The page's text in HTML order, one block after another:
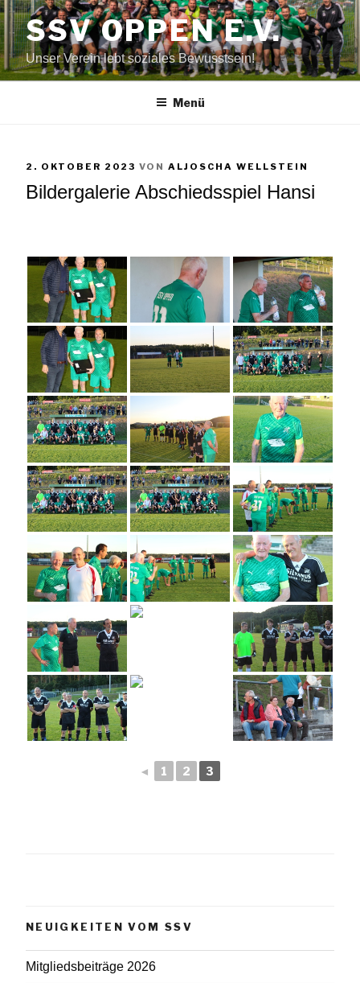
Zum
Inhalt
springenSSV OPPEN E.V.
Unser Verein lebt soziales Bewusstsein!
Menü
VERÖFFENTLICHT
AM
2. OKTOBER 2023 VON ALJOSCHA WELLSTEIN
Bildergalerie Abschiedsspiel Hansi
◄ 1 2 3
NEUIGKEITEN VOM SSV
Mitgliedsbeiträge 2026